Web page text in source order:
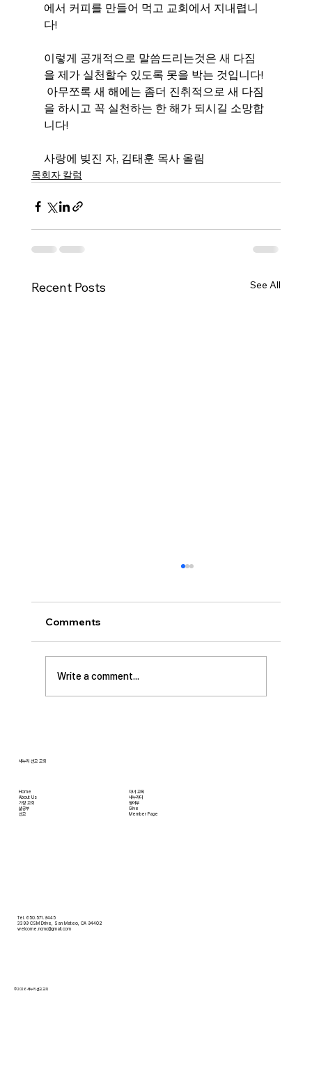
에서 커피를 만들어 먹고 교회에서 지내렵니
다!
이렇게 공개적으로 말씀드리는것은 새 다짐
을 제가 실천할수 있도록 못을 박는 것입니다!
아무쪼록 새 해에는 좀더 진취적으로 새 다짐
을 하시고 꼭 실천하는 한 해가 되시길 소망합
니다!
사랑에 빚진 자, 김태훈 목사 올림
목회자 칼럼
Recent Posts See All
오늘날 성도로서 올바른 신앙생활을 하는 데 걸
림돌이 되는 세 가지가 있습니다. 첫째는 안일주
의입니다. 산업혁명 이후 급속도로 발전한 물질
문명은 우리의 삶을 매우 편리하게 만들어 주었
Comments
Write a comment...
Home
About Us
​가정 교회
​삶공부
​선교
자녀 교육
새누리터
영어부
Give
Member Page
Tel. 650.571.9445
3399 CSM Drive, San Mateo, CA 94402
welcome.ncmc@gmail.com
© 2026 새누리 선교 교회
새누리 선교 교회